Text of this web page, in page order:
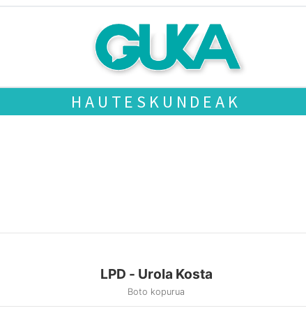
HAUTESKUNDEAK
LPD - Urola Kosta
Boto kopurua